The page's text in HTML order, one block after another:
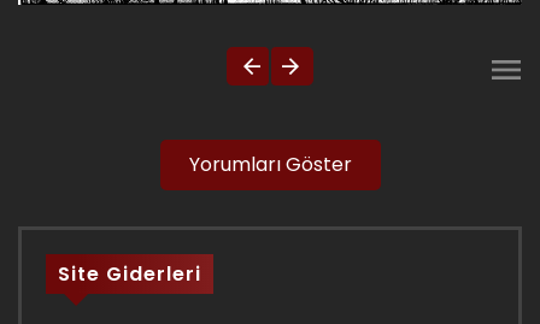
Yorumları Göster
Site Giderleri